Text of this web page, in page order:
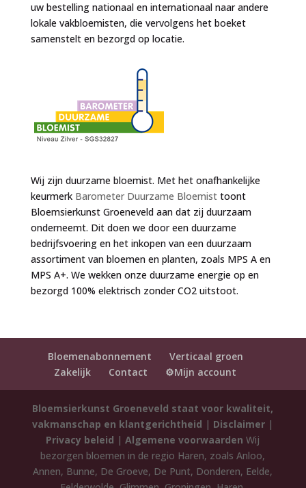
uw bestelling nationaal en internationaal naar andere
lokale vakbloemisten, die vervolgens het boeket
samenstelt en bezorgd op locatie.
Wij zijn duurzame bloemist. Met het onafhankelijke
keurmerk Barometer Duurzame Bloemisttoont
Bloemsierkunst Groeneveld aan dat zij duurzaam
onderneemt. Dit doen we door een duurzame
bedrijfsvoering en het inkopen van een duurzaam
assortiment van bloemen en planten, zoals MPS A en
MPS A+. We wekken onze duurzame energie op en
bezorgd 100% elektrisch zonder CO2 uitstoot.
Bloemenabonnement
Verticaal groen
Zakelijk
Contact ⚙️Mijn account
Bloemsierkunst Groeneveld staat voor kwaliteit,
vakmanschap en klantgerichtheid | Disclaimer |
Privacy beleid |Algemene voorwaarden Wij
bezorgen bloemen in de regio Haren, zoals Anloo,
Annen, Bunne, De Groeve, De Punt, Donderen, Eelde,